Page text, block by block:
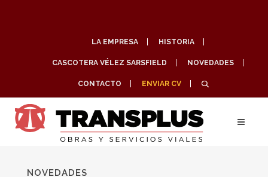
LA EMPRESA HISTORIA
CASCOTERA VÉLEZ SARSFIELD NOVEDADES
CONTACTO ENVIAR CV
NOVEDADES